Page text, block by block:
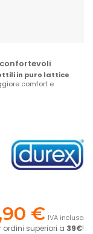
in puro lattice
comfort e
€ IVA inclusa
ordini superiori a 39€!